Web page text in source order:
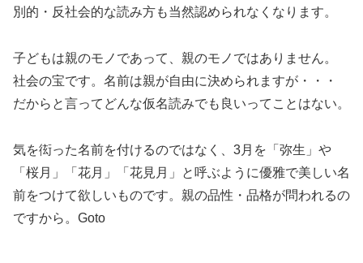
別的・反社会的な読み方も当然認められなくなります。
子どもは親のモノであって、親のモノではありません。
社会の宝です。名前は親が自由に決められますが・・・
だからと言ってどんな仮名読みでも良いってことはない。
気を衒った名前を付けるのではなく、3月を「弥生」や
「桜月」「花月」「花見月」と呼ぶように優雅で美しい名
前をつけて欲しいものです。親の品性・品格が問われるの
ですから。Goto